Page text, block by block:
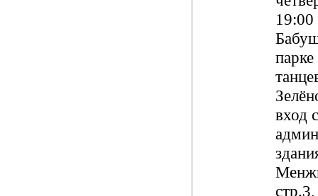
19:00
парке
вход